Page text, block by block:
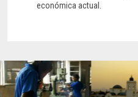
económica actual.